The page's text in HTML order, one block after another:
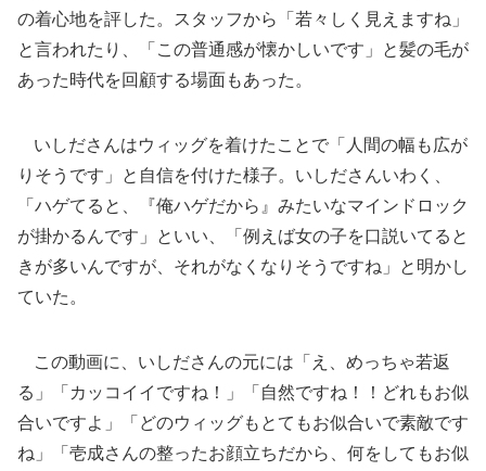
の着心地を評した。スタッフから「若々しく見えますね」
と言われたり、「この普通感が懐かしいです」と髪の毛が
あった時代を回顧する場面もあった。
いしださんはウィッグを着けたことで「人間の幅も広が
りそうです」と自信を付けた様子。いしださんいわく、
「ハゲてると、『俺ハゲだから』みたいなマインドロック
が掛かるんです」といい、「例えば女の子を口説いてると
きが多いんですが、それがなくなりそうですね」と明かし
ていた。
この動画に、いしださんの元には「え、めっちゃ若返
る」「カッコイイですね！」「自然ですね！！どれもお似
合いですよ」「どのウィッグもとてもお似合いで素敵です
ね」「壱成さんの整ったお顔立ちだから、何をしてもお似